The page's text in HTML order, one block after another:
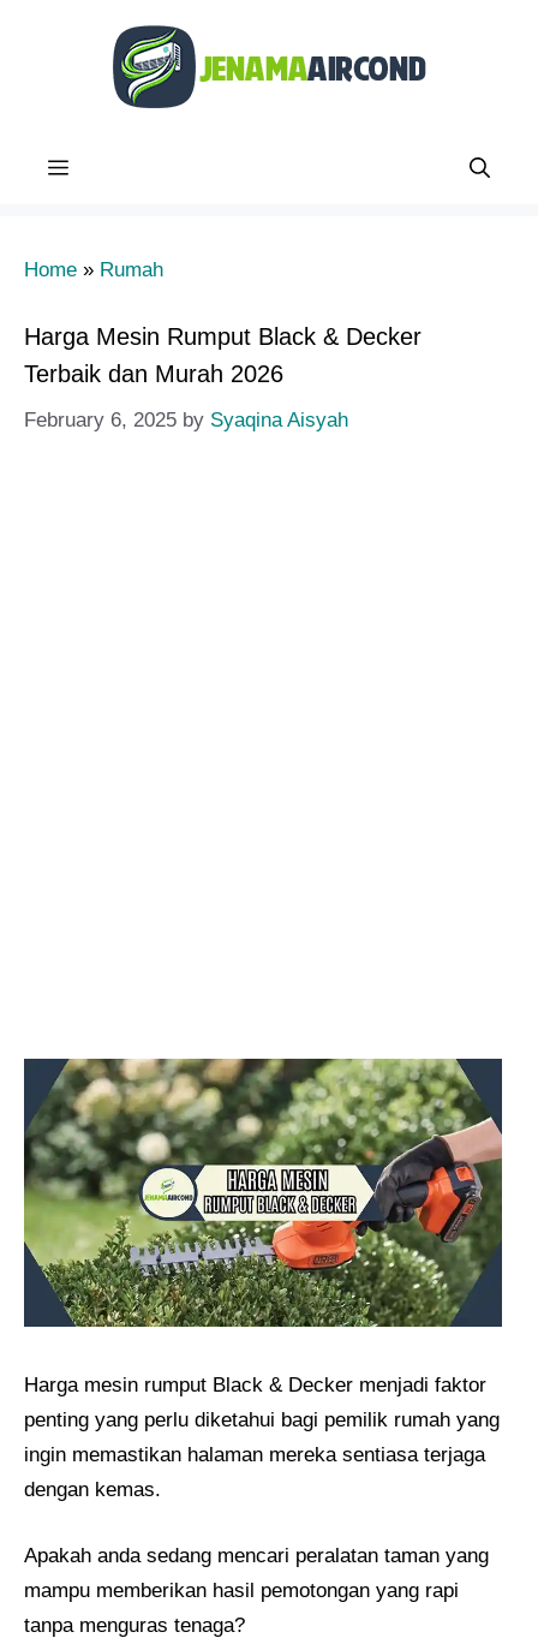
Menu
Home » Rumah
Harga Mesin Rumput Black & Decker
Terbaik dan Murah 2026
February 6, 2025 by Syaqina Aisyah
Harga mesin rumput Black & Decker menjadi faktor
penting yang perlu diketahui bagi pemilik rumah yang
ingin memastikan halaman mereka sentiasa terjaga
dengan kemas.
Apakah anda sedang mencari peralatan taman yang
mampu memberikan hasil pemotongan yang rapi
tanpa menguras tenaga?